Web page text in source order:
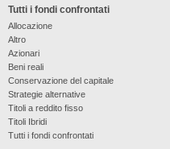
Tutti i fondi confrontati
Allocazione
Altro
Azionari
Beni reali
Conservazione del capitale
Strategie alternative
Titoli a reddito fisso
Titoli Ibridi
Tutti i fondi confrontati